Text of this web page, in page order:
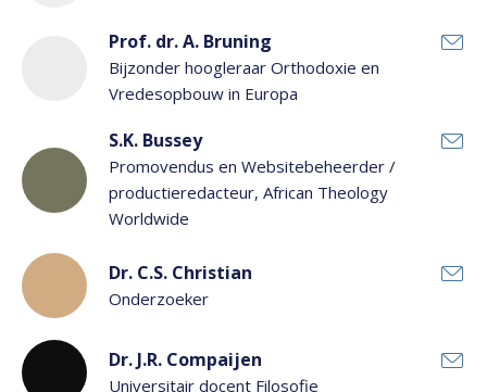
Prof. dr. A. Bruning
Bijzonder hoogleraar Orthodoxie en
Vredesopbouw in Europa
S.K. Bussey
Promovendus en Websitebeheerder /
productieredacteur, African Theology
Worldwide
Dr. C.S. Christian
Onderzoeker
Dr. J.R. Compaijen
Universitair docent Filosofie